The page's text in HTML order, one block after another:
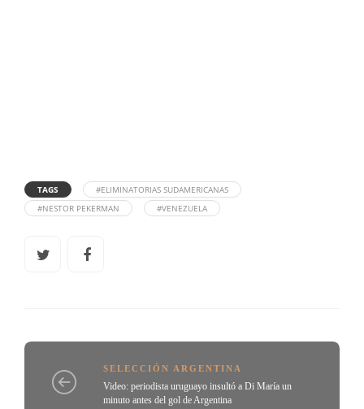
TAGS
#ELIMINATORIAS SUDAMERICANAS
#NESTOR PEKERMAN
#VENEZUELA
SELECCIÓN ARGENTINA
Video: periodista uruguayo insultó a Di María un
minuto antes del gol de Argentina